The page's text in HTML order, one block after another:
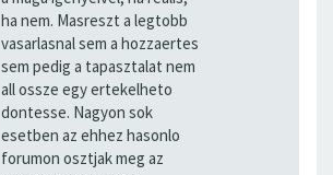
ha nem. Masreszt a legtobb
vasarlasnal sem a hozzaertes
sem pedig a tapasztalat nem
all ossze egy ertekelheto
dontesse. Nagyon sok
esetben az ehhez hasonlo
forumon osztjak meg az